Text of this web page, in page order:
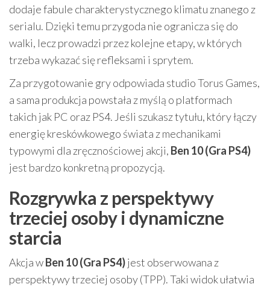
dodaje fabule charakterystycznego klimatu znanego z
serialu. Dzięki temu przygoda nie ogranicza się do
walki, lecz prowadzi przez kolejne etapy, w których
trzeba wykazać się refleksami i sprytem.
Za przygotowanie gry odpowiada studio Torus Games,
a sama produkcja powstała z myślą o platformach
takich jak PC oraz PS4. Jeśli szukasz tytułu, który łączy
energię kreskówkowego świata z mechanikami
typowymi dla zręcznościowej akcji, Ben 10 (Gra PS4)
jest bardzo konkretną propozycją.
Rozgrywka z perspektywy
trzeciej osoby i dynamiczne
starcia
Akcja wBen 10 (Gra PS4)jest obserwowana z
perspektywy trzeciej osoby (TPP). Taki widok ułatwia